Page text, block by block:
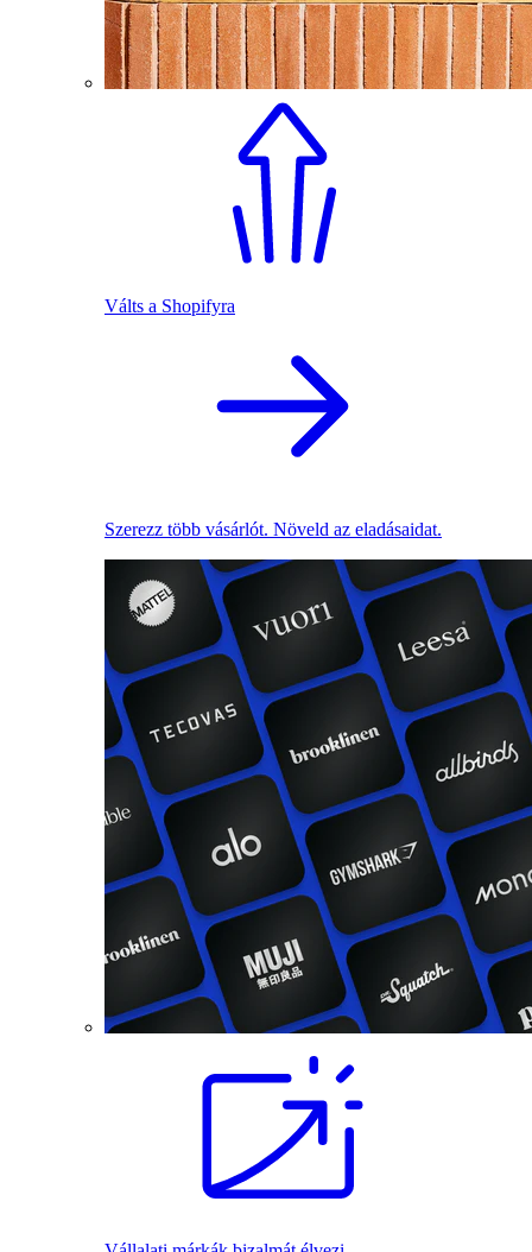
Válts a Shopifyra
Szerezz több vásárlót. Növeld az eladásaidat.